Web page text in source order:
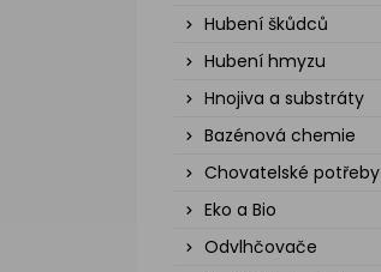
Hubení škůdců
Hubení hmyzu
Hnojiva a substráty
Bazénová chemie
Chovatelské potřeby
Eko a Bio
Odvlhčovače